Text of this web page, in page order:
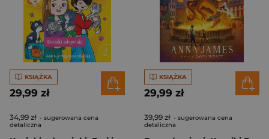
KSIĄŻKA
29,99 zł
34,99 zł - sugerowana cena
detaliczna
KSIĄŻKA
29,99 zł
39,99 zł - sugerowana cena
detaliczna